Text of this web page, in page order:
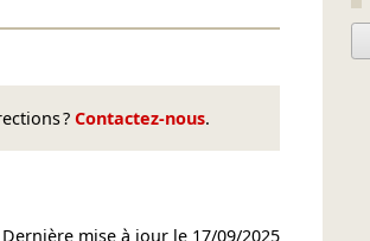
? Contactez-nous.
Dernière mise à jour le 17/09/2025